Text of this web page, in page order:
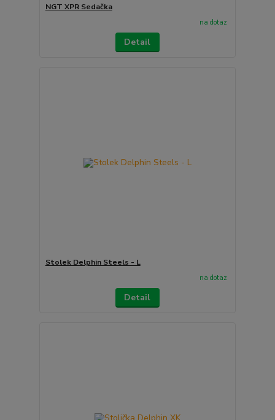
NGT XPR Sedačka
na dotaz
Detail
Stolek Delphin Steels - L
na dotaz
Detail